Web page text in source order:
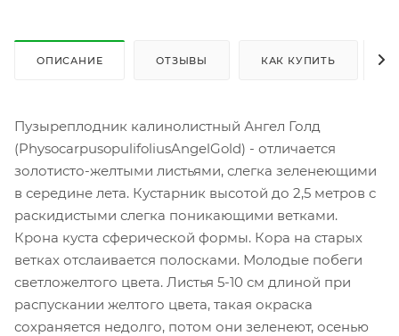
ОПИСАНИЕ ОТЗЫВЫ КАК КУПИТЬ
Пузыреплодник калинолистный Ангел Голд
(PhysocarpusopulifoliusAngelGold) - отличается
золотисто-желтыми листьями, слегка зеленеющими
в середине лета. Кустарник высотой до 2,5 метров с
раскидистыми слегка поникающими ветками.
Крона куста сферической формы. Кора на старых
ветках отслаивается полосками. Молодые побеги
светложелтого цвета. Листья 5-10 см длиной при
распускании желтого цвета, такая окраска
сохраняется недолго, потом они зеленеют, осенью